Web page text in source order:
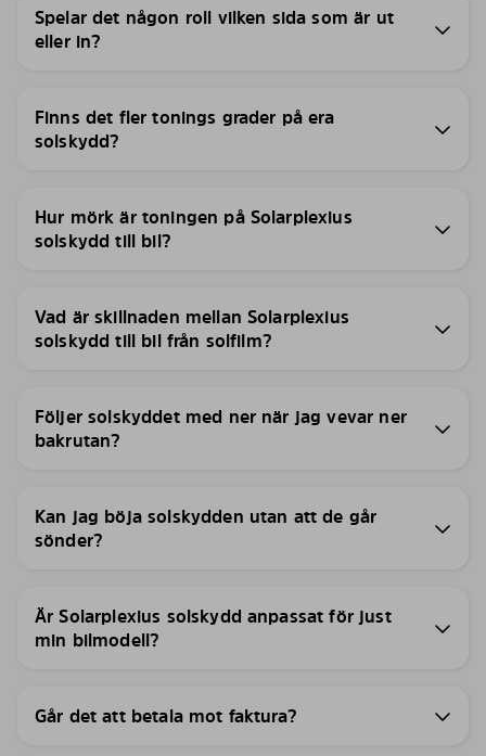
Spelar det någon roll vilken sida som är ut
eller in?
Finns det fler tonings grader på era
solskydd?
Hur mörk är toningen på Solarplexius
solskydd till bil?
Vad är skillnaden mellan Solarplexius
solskydd till bil från solfilm?
Följer solskyddet med ner när jag vevar ner
bakrutan?
Kan jag böja solskydden utan att de går
sönder?
Är Solarplexius solskydd anpassat för just
min bilmodell?
Går det att betala mot faktura?